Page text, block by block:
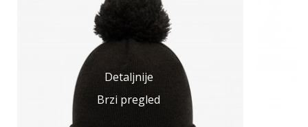
Detaljnije
Brzi pregled